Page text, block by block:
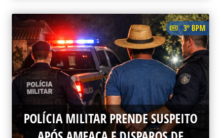
3º BPM
POLÍCIA MILITAR PRENDE SUSPEITO